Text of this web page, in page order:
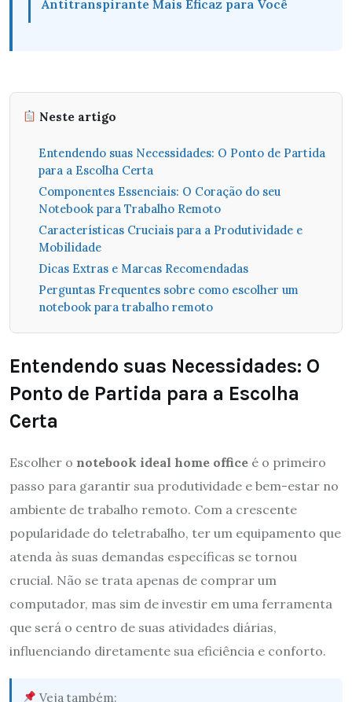
Antitranspirante Mais Eficaz para Você
Neste artigo
Entendendo suas Necessidades: O Ponto de Partida
para a Escolha Certa
Componentes Essenciais: O Coração do seu
Notebook para Trabalho Remoto
Características Cruciais para a Produtividade e
Mobilidade
Dicas Extras e Marcas Recomendadas
Perguntas Frequentes sobre como escolher um
notebook para trabalho remoto
Entendendo suas Necessidades: O
Ponto de Partida para a Escolha
Certa
Escolher o notebook ideal home office é o primeiro
passo para garantir sua produtividade e bem-estar no
ambiente de trabalho remoto. Com a crescente
popularidade do teletrabalho, ter um equipamento que
atenda às suas demandas específicas se tornou
crucial. Não se trata apenas de comprar um
computador, mas sim de investir em uma ferramenta
que será o centro de suas atividades diárias,
influenciando diretamente sua eficiência e conforto.
Veja também: